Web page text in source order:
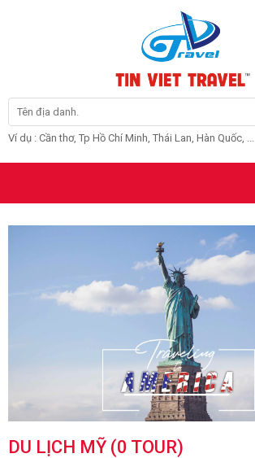
Ví dụ : Cần thơ, Tp Hồ Chí Minh, Thái Lan, Hàn Quốc, ...
DU LỊCH MỸ (0 TOUR)